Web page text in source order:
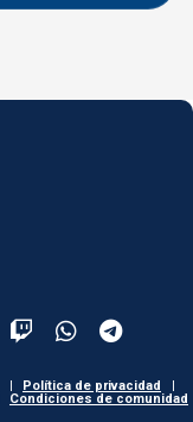
| Política de privacidad
|
Condiciones de comunidad